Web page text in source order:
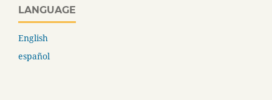
LANGUAGE
English
español